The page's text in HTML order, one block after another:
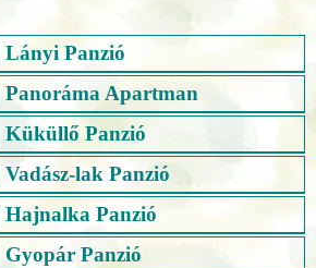
Lányi Panzió
Panoráma Apartman
Küküllő Panzió
Vadász-lak Panzió
Hajnalka Panzió
Gyopár Panzió